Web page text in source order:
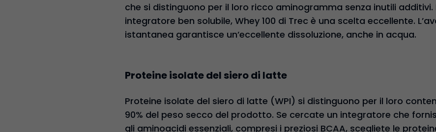
che si distinguono per il loro ricco aminogramma senza inutili additivi.
integratore ben solubile, Whey 100 di Trec è una scelta eccellente.
istantanea garantisce un’eccellente dissoluzione, anche in acqua.
Proteine isolate del siero di latte
Proteine isolate del siero di latte (WPI) si distinguono per il loro
90% del peso secco del prodotto. Se cercate un integratore che
gli aminoacidi essenziali, compresi i preziosi BCAA, scegliete le